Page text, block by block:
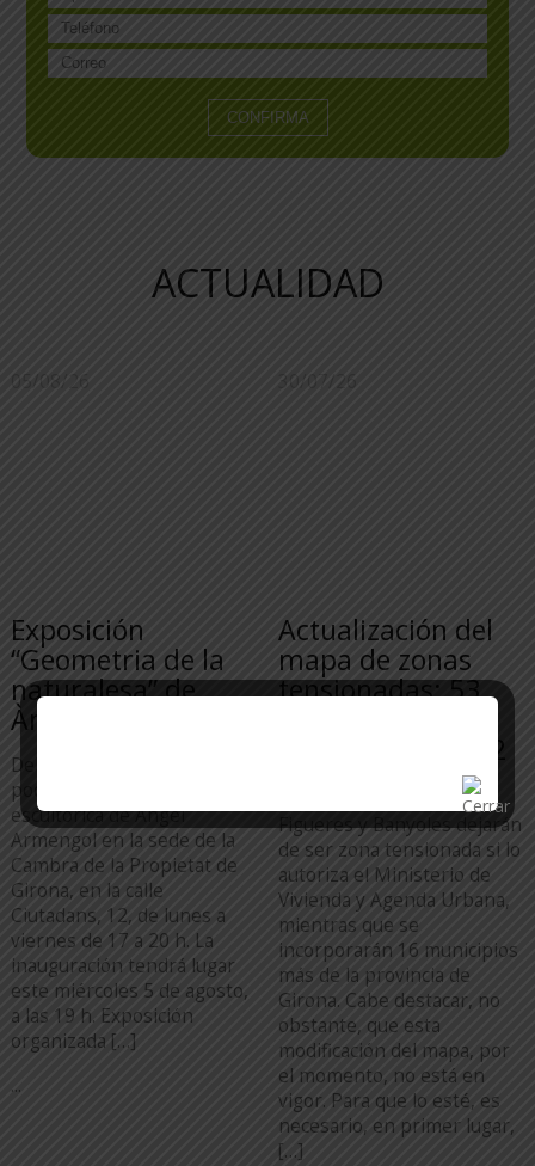
ACTUALIDAD
05/08/26
Exposición
“Geometria de la
naturalesa” de
Àngel Armengol
Del 5 al 28 de agosto se
podrá visitar la obra
escultórica de Àngel
Armengol en la sede de la
Cambra de la Propietat de
Girona, en la calle
Ciutadans, 12, de lunes a
viernes de 17 a 20 h. La
inauguración tendrá lugar
este miércoles 5 de agosto,
a las 19 h. Exposición
organizada […]
...
30/07/26
Actualización del
mapa de zonas
tensionadas: 53
incorporarán y 22
Figueres y Banyoles dejarán
de ser zona tensionada si lo
autoriza el Ministerio de
Vivienda y Agenda Urbana,
mientras que se
incorporarán 16 municipios
más de la provincia de
Girona. Cabe destacar, no
obstante, que esta
modificación del mapa, por
el momento, no está en
vigor. Para que lo esté, es
necesario, en primer lugar,
[…]